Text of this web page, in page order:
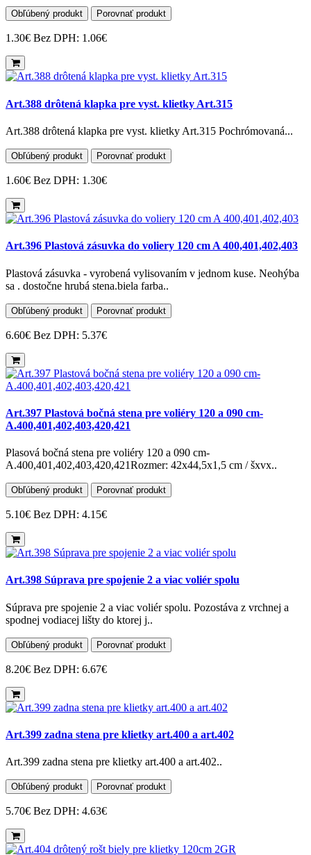
Obľúbený produkt Porovnať produkt
1.30€ Bez DPH: 1.06€
Art.388 drôtená klapka pre vyst. klietky Art.315
Art.388 drôtená klapka pre vyst. klietky Art.315 Pochrómovaná...
Obľúbený produkt Porovnať produkt
1.60€ Bez DPH: 1.30€
Art.396 Plastová zásuvka do voliery 120 cm A 400,401,402,403
Plastová zásuvka - vyrobená vylisovaním v jednom kuse. Neohýba
sa . dostočne hrubá stena.biela farba..
Obľúbený produkt Porovnať produkt
6.60€ Bez DPH: 5.37€
Art.397 Plastová bočná stena pre voliéry 120 a 090 cm-
A.400,401,402,403,420,421
Plasová bočná stena pre voliéry 120 a 090 cm-
A.400,401,402,403,420,421Rozmer: 42x44,5x1,5 cm / šxvx..
Obľúbený produkt Porovnať produkt
5.10€ Bez DPH: 4.15€
Art.398 Súprava pre spojenie 2 a viac voliér spolu
Súprava pre spojenie 2 a viac voliér spolu. Pozostáva z vrchnej a
spodnej vodiacej lišty do ktorej j..
Obľúbený produkt Porovnať produkt
8.20€ Bez DPH: 6.67€
Art.399 zadna stena pre klietky art.400 a art.402
Art.399 zadna stena pre klietky art.400 a art.402..
Obľúbený produkt Porovnať produkt
5.70€ Bez DPH: 4.63€